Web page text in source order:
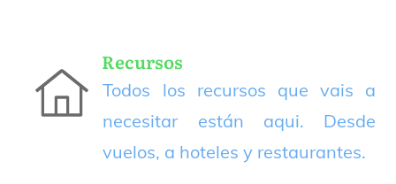
Recursos
Todos los recursos que vais a
necesitar están aqui. Desde
vuelos, a hoteles y restaurantes.